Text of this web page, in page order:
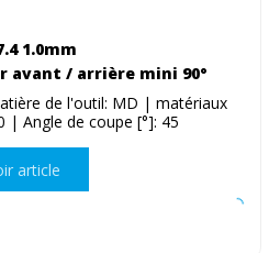
1.0mm
avant / arrière mini 90°
de l'outil: MD | matériaux
| Angle de coupe [°]: 45
article